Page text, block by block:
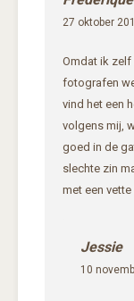
27 oktober
Omdat ik zelf
fotografen
vind het een
volgens mij,
goed in de
slechte zin
met een
Jessie
10